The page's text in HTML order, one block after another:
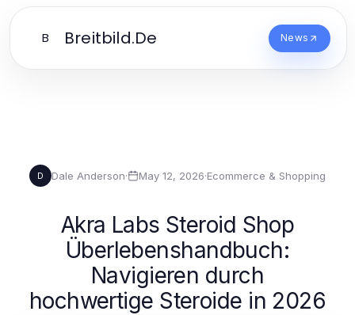
B Breitbild.De News
D Dale Anderson· May 12, 2026·Ecommerce & Shopping
Akra Labs Steroid Shop
Überlebenshandbuch:
Navigieren durch
hochwertige Steroide in 2026